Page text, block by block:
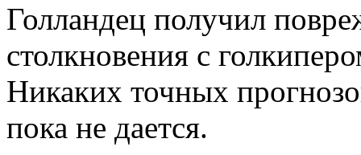
Голландец получил
столкновения с
Никаких точных
пока не дается.